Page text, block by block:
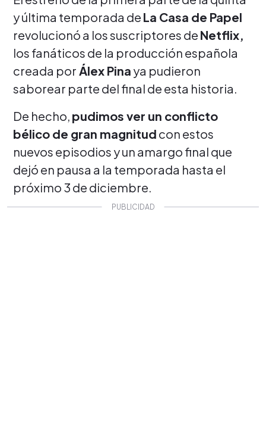
y última temporada de La Casa de Papel
revolucionó a los suscriptores de Netflix,
los fanáticos de la producción española
creada por Álex Pina ya pudieron
saborear parte del final de esta historia.
De hecho, pudimos ver un conflicto
bélico de gran magnitud con estos
nuevos episodios y un amargo final que
dejó en pausa a la temporada hasta el
próximo 3 de diciembre.